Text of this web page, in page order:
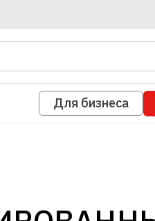
Для бизнеса